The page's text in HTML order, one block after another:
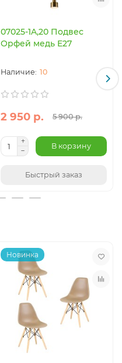
07025-1A,20 Подвес
Орфей медь E27
10
2 950 р. 5 900 р.
В корзину
Быстрый заказ
Новинка